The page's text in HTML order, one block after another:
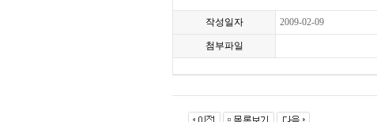
작성일자 2009-02-09
첨부파일